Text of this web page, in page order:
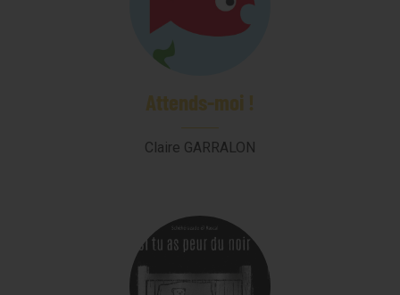
Attends-moi !
Claire GARRALON